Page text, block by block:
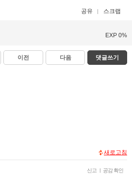
공유 스크랩
EXP 0%
이전 다음 댓글쓰기
새로고침
신고 공감 확인